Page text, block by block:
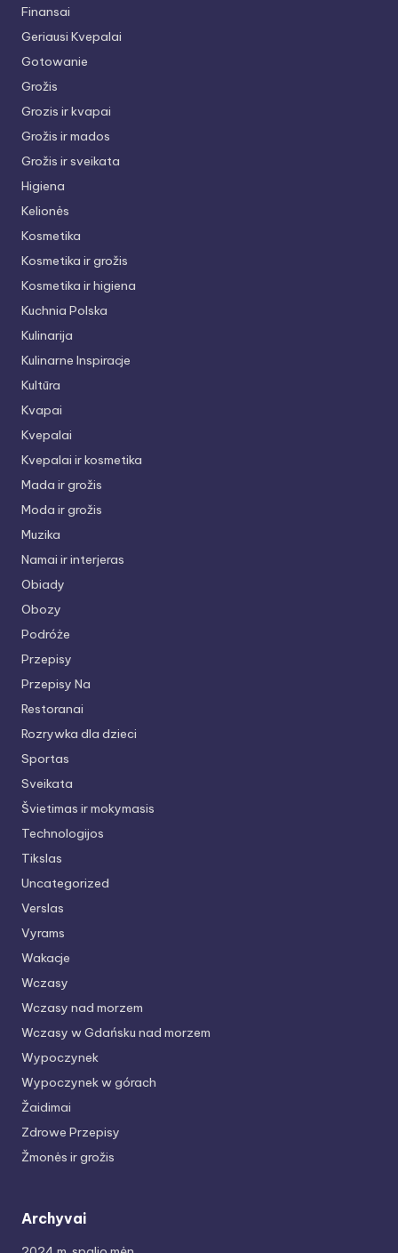
Finansai
Geriausi Kvepalai
Gotowanie
Grožis
Grozis ir kvapai
Grožis ir mados
Grožis ir sveikata
Higiena
Kelionės
Kosmetika
Kosmetika ir grožis
Kosmetika ir higiena
Kuchnia Polska
Kulinarija
Kulinarne Inspiracje
Kultūra
Kvapai
Kvepalai
Kvepalai ir kosmetika
Mada ir grožis
Moda ir grožis
Muzika
Namai ir interjeras
Obiady
Obozy
Podróże
Przepisy
Przepisy Na
Restoranai
Rozrywka dla dzieci
Sportas
Sveikata
Švietimas ir mokymasis
Technologijos
Tikslas
Uncategorized
Verslas
Vyrams
Wakacje
Wczasy
Wczasy nad morzem
Wczasy w Gdańsku nad morzem
Wypoczynek
Wypoczynek w górach
Žaidimai
Zdrowe Przepisy
Žmonės ir grožis
Archyvai